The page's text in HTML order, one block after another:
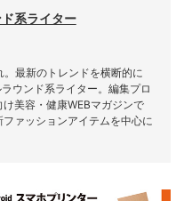
系ライター
最新のトレンドを横断的に
ウンド系ライター。編集プロ
美容・健康WEBマガジンで
ァッションアイテムを中心に